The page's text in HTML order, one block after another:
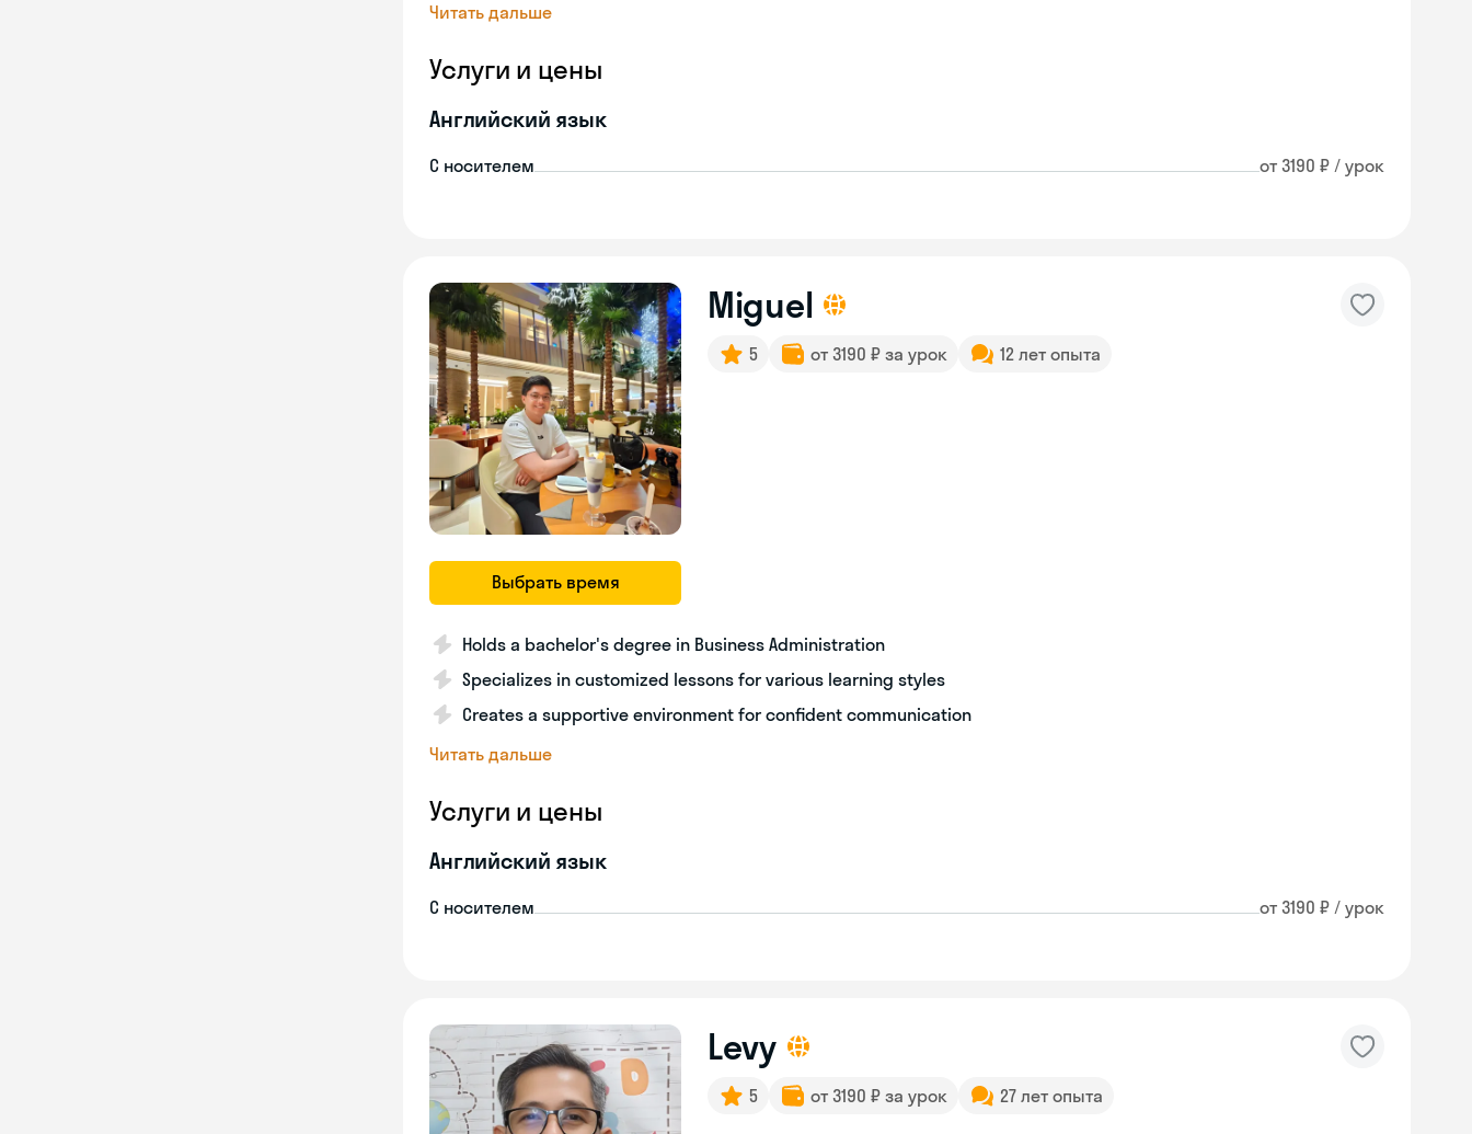
Читать дальше
Услуги и цены
Английский язык
С носителем от 3190 ₽ / урок
Выбрать время
Miguel
5 от 3190 ₽ за урок 12 лет опыта
Holds a bachelor's degree in Business Administration
Specializes in customized lessons for various learning styles
Creates a supportive environment for confident communication
Читать дальше
Услуги и цены
Английский язык
С носителем от 3190 ₽ / урок
Levy
5 от 3190 ₽ за урок 27 лет опыта